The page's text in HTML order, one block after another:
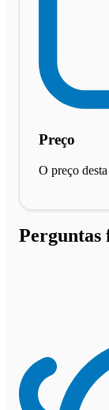
Preço
O preço
Perguntas